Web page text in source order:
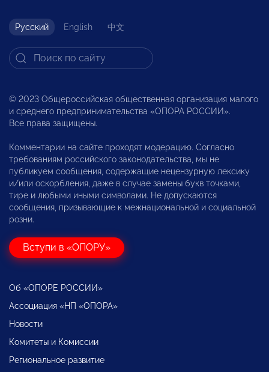
Русский English 中文
© 2023 Общероссийская общественная организация малого
и среднего предпринимательства «ОПОРА РОССИИ».
Все права защищены.
Комментарии на сайте проходят модерацию. Согласно
требованиям российского законодательства, мы не
публикуем сообщения, содержащие нецензурную лексику
и/или оскорбления, даже в случае замены букв точками,
тире и любыми иными символами. Не допускаются
сообщения, призывающие к межнациональной и социальной
розни.
Вступи в «ОПОРУ»
Об «ОПОРЕ РОССИИ»
Ассоциация «НП «ОПОРА»
Новости
Комитеты и Комиссии
Региональное развитие